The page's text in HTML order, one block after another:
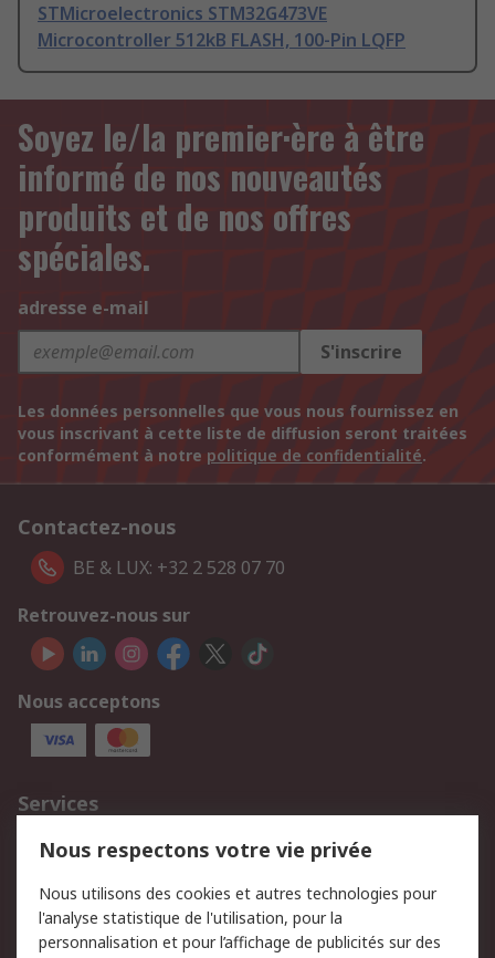
STMicroelectronics STM32G473VE
Microcontroller 512kB FLASH, 100-Pin LQFP
Soyez le/la premier·ère à être
informé de nos nouveautés
produits et de nos offres
spéciales.
adresse e-mail
S'inscrire
Les données personnelles que vous nous fournissez en
vous inscrivant à cette liste de diffusion seront traitées
conformément à notre politique de confidentialité.
Contactez-nous
BE & LUX: +32 2 528 07 70
Retrouvez-nous sur
Nous acceptons
Services
750.000 produits
2.500 marques
Retours
Support technique
Track & trace
Nous respectons votre vie privée
Nous utilisons des cookies et autres technologies pour
l'analyse statistique de l'utilisation, pour la
personnalisation et pour l’affichage de publicités sur des